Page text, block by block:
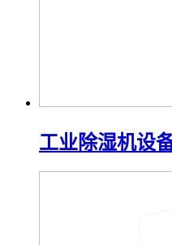
工业除湿机设